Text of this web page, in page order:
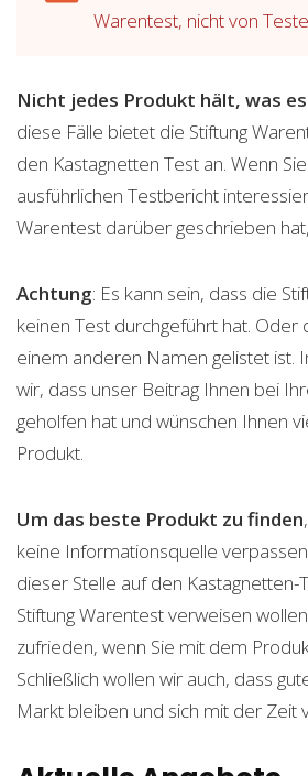
Warentest, nicht von
Nicht jedes Produkt hält, was
diese Fälle bietet die Stiftung
den Kastagnetten Test an. Wenn
ausführlichen Testbericht
Warentest darüber geschrieben
Achtung: Es kann sein, dass die
keinen Test durchgeführt hat. Oder
einem anderen Namen gelistet ist.
wir, dass unser Beitrag Ihnen bei
geholfen hat und wünschen Ihnen
Produkt.
Um das beste Produkt zu finden
keine Informationsquelle
dieser Stelle auf den Kastagnetten-
Stiftung Warentest verweisen
zufrieden, wenn Sie mit dem
Schließlich wollen wir auch, dass
Markt bleiben und sich mit der Zeit